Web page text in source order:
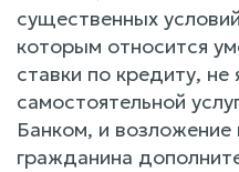
существенных
которым относится
ставки по кредиту, не
самостоятельной
Банком, и
гражданина